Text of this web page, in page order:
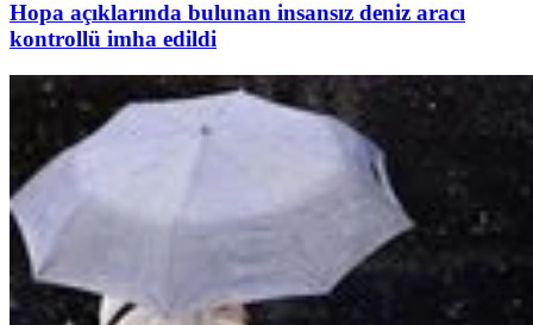
Hopa açıklarında bulunan insansız deniz aracı
kontrollü imha edildi